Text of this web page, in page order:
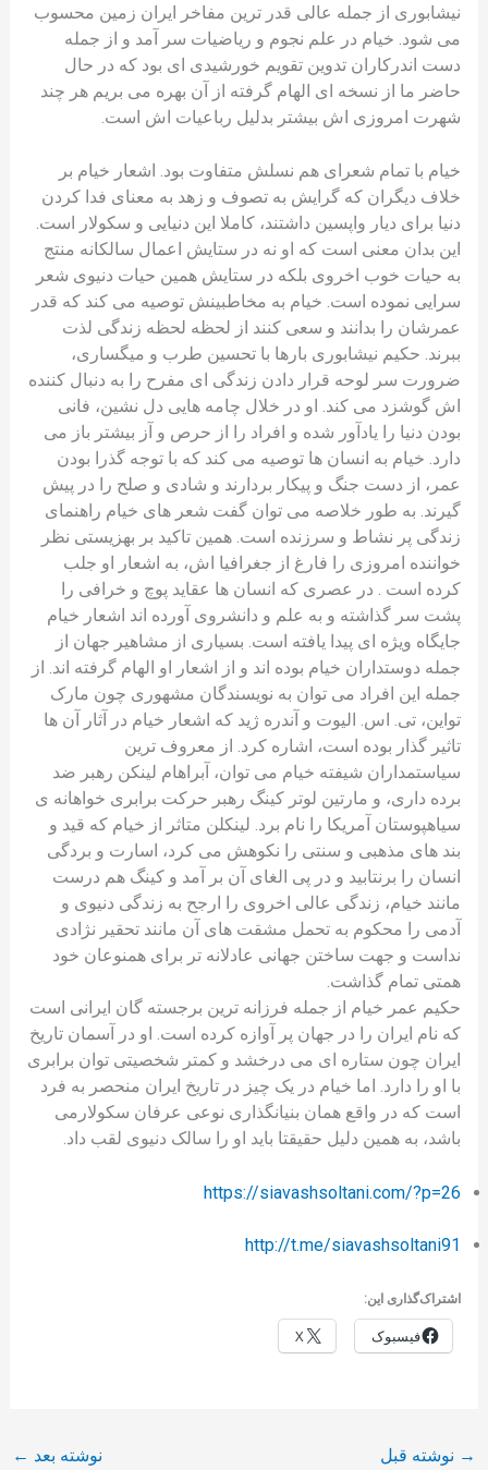
نیشابوری از جمله عالی قدر ترین مفاخر ایران زمین محسوب
می شود. خیام در علم نجوم و ریاضیات سر آمد و از جمله
دست اندرکاران تدوین تقویم خورشیدی ای بود که در حال
حاضر ما از نسخه ای الهام گرفته از آن بهره می بریم هر چند
شهرت امروزی اش بیشتر بدلیل رباعیات اش است.
خیام با تمام شعرای هم نسلش متفاوت بود. اشعار خیام بر
خلاف دیگران که گرایش به تصوف و زهد به معنای فدا کردن
دنیا برای دیار واپسین داشتند، کاملا این دنیایی و سکولار است.
این بدان معنی است که او نه در ستایش اعمال سالکانه منتج
به حیات خوب اخروی بلکه در ستایش همین حیات دنیوی شعر
سرایی نموده است. خیام به مخاطبینش توصیه می کند که قدر
عمرشان را بدانند و سعی کنند از لحظه لحظه زندگی لذت
ببرند. حکیم نیشابوری بارها با تحسین طرب و میگساری،
ضرورت سر لوحه قرار دادن زندگی ای مفرح را به دنبال کننده
اش گوشزد می کند. او در خلال چامه هایی دل نشین، فانی
بودن دنیا را یادآور شده و افراد را از حرص و آز بیشتر باز می
دارد‌. خیام به انسان ها توصیه می کند که با توجه گذرا بودن
عمر، از دست جنگ و پیکار بردارند و شادی و صلح را در پیش
گیرند. به طور خلاصه می توان گفت شعر های خیام راهنمای
زندگی پر نشاط و سرزنده است. همین تاکید بر بهزیستی نظر
خواننده امروزی را فارغ از جغرافیا اش، به اشعار او جلب
کرده است . در عصری که انسان ها عقاید پوچ و خرافی را
پشت سر گذاشته و به علم و دانشروی آورده اند اشعار خیام
جایگاه ویژه ای پیدا یافته است. بسیاری از مشاهیر جهان از
جمله دوستداران خیام بوده اند و از اشعار او الهام گرفته اند. از
جمله این افراد می توان به نویسندگان مشهوری چون مارک
تواین، تی. اس. الیوت و آندره ژید که اشعار خیام در آثار آن ها
تاثیر گذار بوده است، اشاره کرد. از معروف ترین
سیاستمداران شیفته خیام می توان، آبراهام لینکن رهبر ضد
برده داری، و مارتین لوتر کینگ رهبر حرکت برابری خواهانه ی
سیاهپوستان آمریکا را نام برد. لینکلن متاثر از خیام که قید و
بند های مذهبی و سنتی را نکوهش می کرد، اسارت و بردگی
انسان را برنتابید و در پی الغای آن بر آمد و کینگ هم درست
مانند خیام، زندگی عالی اخروی را ارجح به زندگی دنیوی و
آدمی را محکوم به تحمل مشقت های آن مانند تحقیر نژادی
نداست و جهت ساختن جهانی عادلانه تر برای همنوعان خود
همتی تمام گذاشت.
حکیم عمر خیام از جمله فرزانه ترین برجسته گان ایرانی است
که نام ایران را در جهان پر آوازه کرده است. او در آسمان تاریخ
ایران چون ستاره ای می درخشد و کمتر شخصیتی توان برابری
با او را دارد. اما خیام در یک چیز در تاریخ ایران منحصر به فرد
است که در واقع همان بنیانگذاری نوعی عرفان سکولارمی
باشد، به همین دلیل حقیقتا باید او را سالک دنیوی لقب داد.
https://siavashsoltani.com/?p=26
http://t.me/siavashsoltani91
اشتراک‌گذاری این:
فیسبوک X
→ نوشته قبل نوشته بعد ←